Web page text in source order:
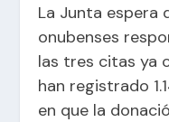
La Junta espera
onubenses
las tres citas ya
han registrado
en que la